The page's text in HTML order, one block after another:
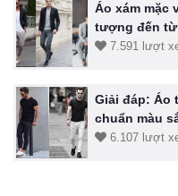
Áo xám mặc
tượng đến
7.591 lượt
Giải đáp: Áo
chuẩn màu
6.107 lượt